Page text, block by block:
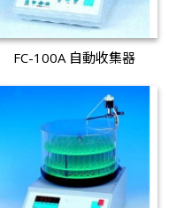
FC-100A 自動收集器